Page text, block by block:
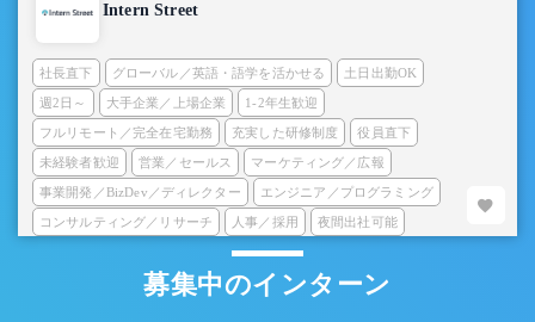
Intern Street
社長直下 グローバル／英語・語学を活かせる 土日出勤OK
週2日～ 大手企業／上場企業 1-2年生歓迎
フルリモート／完全在宅勤務 充実した研修制度 役員直下
未経験者歓迎 営業／セールス マーケティング／広報
事業開発／BizDev／ディレクター エンジニア／プログラミング
コンサルティング／リサーチ 人事／採用 夜間出社可能
募集中のインターン